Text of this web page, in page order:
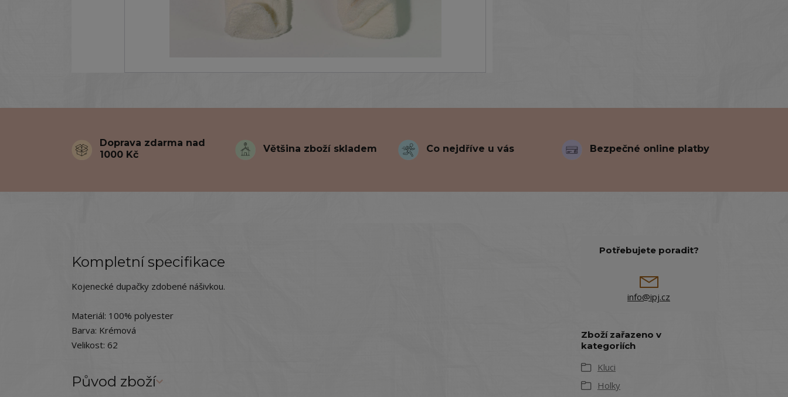
Doprava zdarma nad
1000 Kč
Většina zboží skladem Co nejdříve u vás Bezpečné online platby
Kompletní specifikace
Kojenecké dupačky zdobené nášivkou.
Materiál: 100% polyester
Barva: Krémová
Velikost: 62
Původ zboží
Potřebujete poradit?
info@ipj.cz
Zboží zařazeno v
kategoriích
Kluci
Holky